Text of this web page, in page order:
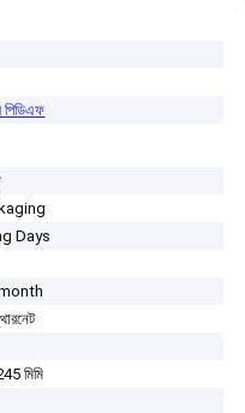
পিডিএফ
Days
মিমি